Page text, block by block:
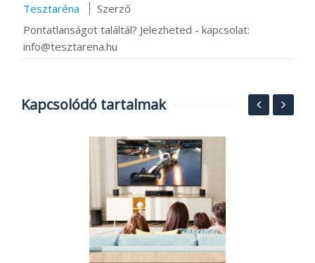
Tesztaréna
Szerző
Pontatlanságot találtál? Jelezheted - kapcsolat:
info@tesztarena.hu
Kapcsolódó tartalmak